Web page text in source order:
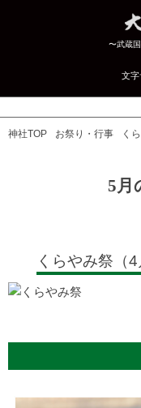
〜武蔵
文字
神社TOP お祭り・行事 く
5月
くらやみ祭（